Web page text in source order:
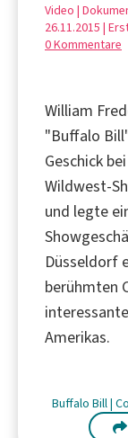
Video |
26.11.2015 |
0 Kommentare
William
"Buffalo
Geschick
Wildwest-
und legte
Düsseldorf
berühmten
Amerikas.
Buffalo Bill|